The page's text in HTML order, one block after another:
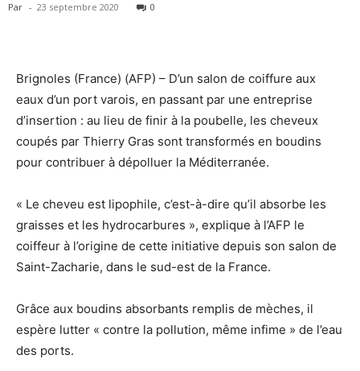
Par - 23 septembre 2020 0
Brignoles (France) (AFP) – D’un salon de coiffure aux
eaux d’un port varois, en passant par une entreprise
d’insertion : au lieu de finir à la poubelle, les cheveux
coupés par Thierry Gras sont transformés en boudins
pour contribuer à dépolluer la Méditerranée.
« Le cheveu est lipophile, c’est-à-dire qu’il absorbe les
graisses et les hydrocarbures », explique à l’AFP le
coiffeur à l’origine de cette initiative depuis son salon de
Saint-Zacharie, dans le sud-est de la France.
Grâce aux boudins absorbants remplis de mèches, il
espère lutter « contre la pollution, même infime » de l’eau
des ports.